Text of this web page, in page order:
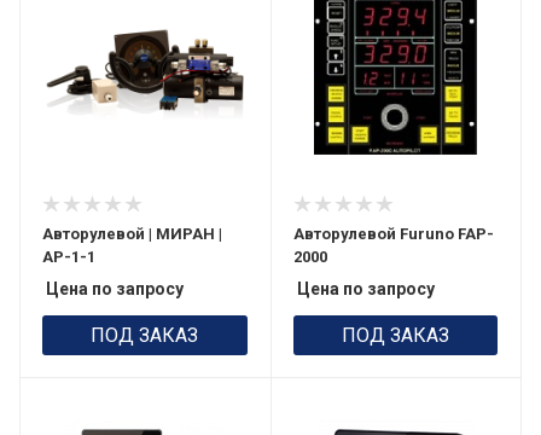
Авторулевой | МИРАН |
АР-1-1
Цена по запросу
ПОД ЗАКАЗ
Авторулевой Furuno FAP-
2000
Цена по запросу
ПОД ЗАКАЗ